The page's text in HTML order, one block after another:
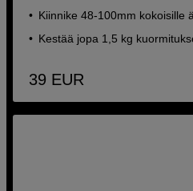
Kiinnike 48-100mm kokoisille
Kestää jopa 1,5 kg
39 EUR